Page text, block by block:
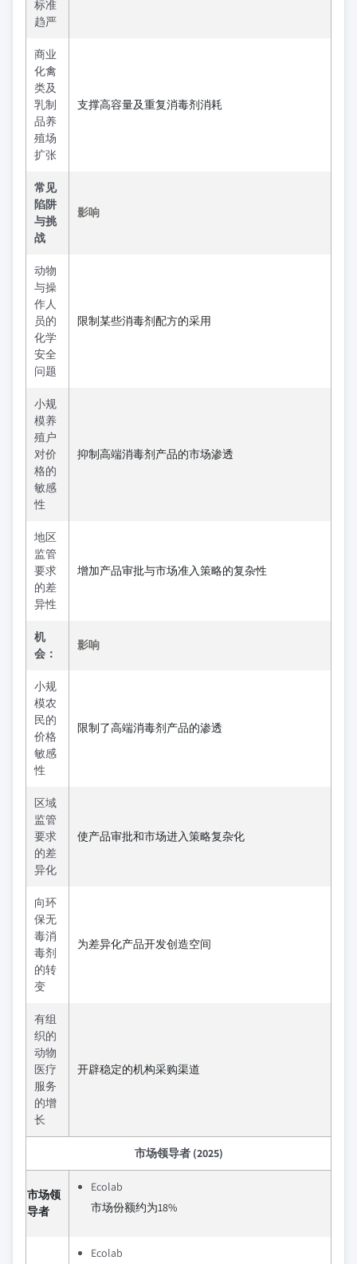
标准
趋严
商业
化禽
类及
乳制
品养
殖场
扩张
支撑高容量及重复消毒剂消耗
常见
陷阱
与挑
战
影响
动物
与操
作人
员的
化学
安全
问题
限制某些消毒剂配方的采用
小规
模养
殖户
对价
格的
敏感
性
抑制高端消毒剂产品的市场渗透
地区
监管
要求
的差
异性
增加产品审批与市场准入策略的复杂性
机
会：
影响
小规
模农
民的
价格
敏感
性
限制了高端消毒剂产品的渗透
区域
监管
要求
的差
异化
使产品审批和市场进入策略复杂化
向环
保无
毒消
毒剂
的转
变
为差异化产品开发创造空间
有组
织的
动物
医疗
服务
的增
长
开辟稳定的机构采购渠道
市场领导者 (2025)
市场领
导者
Ecolab
市场份额约为18%
Ecolab